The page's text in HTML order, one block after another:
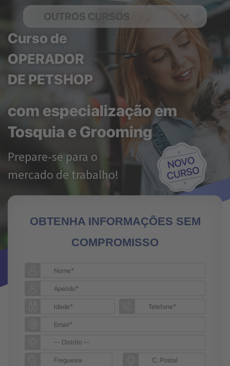
Curso de
OPERADOR
DE PETSHOP
com especialização em
Tosquia e Grooming
Prepare-se para o
mercado de trabalho!
OUTROS CURSOS
OBTENHA INFORMAÇÕES SEM
COMPROMISSO